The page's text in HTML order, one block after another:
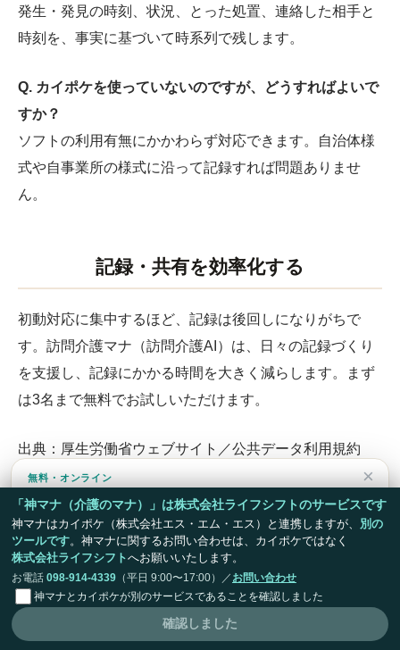
発生・発見の時刻、状況、とった処置、連絡した相手と
時刻を、事実に基づいて時系列で残します。
Q. カイポケを使っていないのですが、どうすればよいで
すか？
ソフトの利用有無にかかわらず対応できます。自治体様
式や自事業所の様式に沿って記録すれば問題ありませ
ん。
記録・共有を効率化する
初動対応に集中するほど、記録は後回しになりがちで
す。訪問介護マナ（訪問介護AI）は、日々の記録づくり
を支援し、記録にかかる時間を大きく減らします。まず
は3名まで無料でお試しいただけます。
出典：厚生労働省ウェブサイト／公共データ利用規約
（第1.0版）。本ページは上記を当社が編集・加工したも
のであり、厚生労働省の公式見解ではありません。
参照：指定居宅サービス等の事業の人員、設備及び運営
に関する基準（平成11年厚生省令第37号）第37条／指定
居宅サービス等及び指定介護予防サービス等に関する基
準について（老企第25号）／介護保険施設等における事
「神マナ（介護のマナ）」は株式会社ライフシフトのサービスです
神マナはカイポケ（株式会社エス・エム・エス）と連携しますが、 別の
ツールです。 神マナに関するお問い合わせは、カイポケではなく
株式会社ライフシフトへお願いいたします。
お電話 098-914-4339 （平日 9:00〜17:00）／ お問い合わせ
神マナとカイポケが別のサービスであることを確認しました
確認しました
×
無料・オンライン
画面で15分デモ・導入のご相談
音声から記録・書類が完成する様子を、実際の画面でご覧いただ
けます。しつこい営業はありません。
無料でデモ・相談を予約する